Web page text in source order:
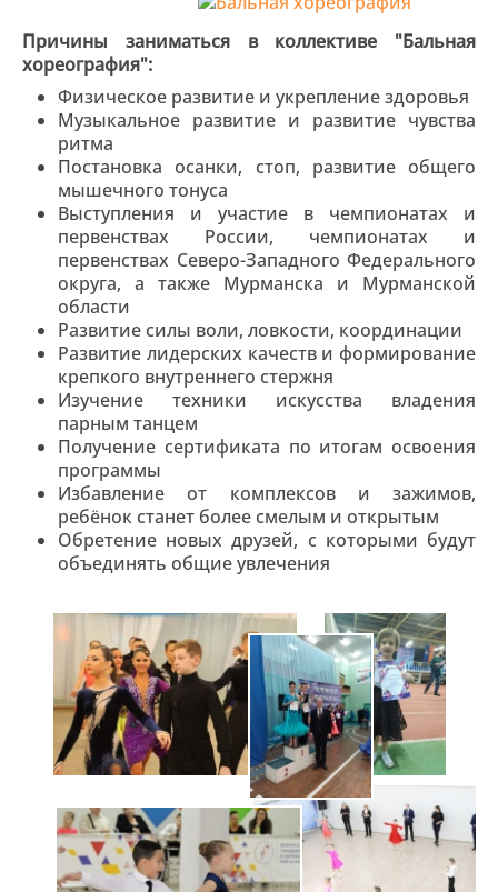
Причины заниматься в коллективе "Бальная
хореография":
Физическое развитие и укрепление здоровья
Музыкальное развитие и развитие чувства
ритма
Постановка осанки, стоп, развитие общего
мышечного тонуса
Выступления и участие в чемпионатах и
первенствах России, чемпионатах и
первенствах Северо-Западного Федерального
округа, а также Мурманска и Мурманской
области
Развитие силы воли, ловкости, координации
Развитие лидерских качеств и формирование
крепкого внутреннего стержня
Изучение техники искусства владения
парным танцем
Получение сертификата по итогам освоения
программы
Избавление от комплексов и зажимов,
ребёнок станет более смелым и открытым
Обретение новых друзей, с которыми будут
объединять общие увлечения